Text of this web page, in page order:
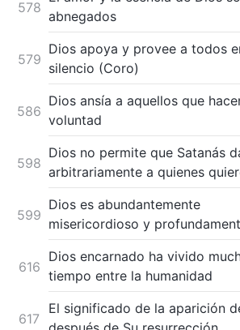
578
abnegados
579
Dios apoya y provee a todos
silencio (Coro)
586
Dios ansía a aquellos que
voluntad
598
Dios no permite que Satanás
arbitrariamente a quienes
599
Dios es abundantemente
misericordioso y
iracundo
616
Dios encarnado ha vivido
tiempo entre la humanidad
617
El significado de la aparición